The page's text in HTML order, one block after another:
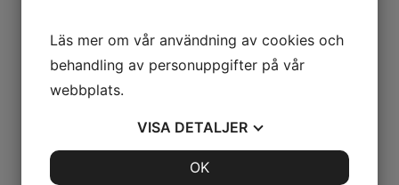
Rabattkanter –
hållbara och snygga kanter som
håller rabatter och gångar prydliga
Kontakta oss gärna för offert eller vidare information.
Läs mer om vår användning av cookies och
behandling av personuppgifter på vår
webbplats.
VISA DETALJER
OK